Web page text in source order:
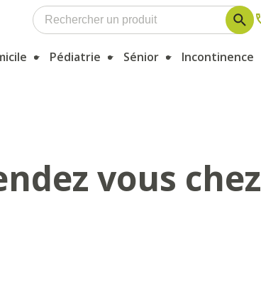
Pédiatrie Sénior Incontinence
vous chez